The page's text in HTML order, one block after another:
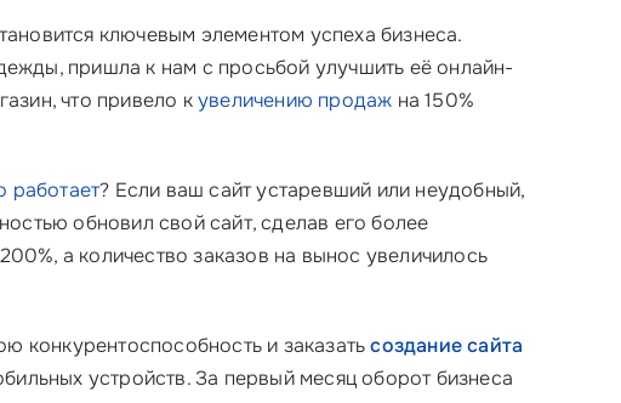
ключевым элементом успеха бизнеса.
пришла к нам с просьбой улучшить её онлайн-
что привело кувеличению продаж на 150%
работает? Если ваш сайт устаревший или неудобный,
обновил свой сайт, сделав его более
а количество заказов на вынос увеличилось
конкурентоспособность и заказатьсоздание сайта
устройств. За первый месяц оборот бизнеса